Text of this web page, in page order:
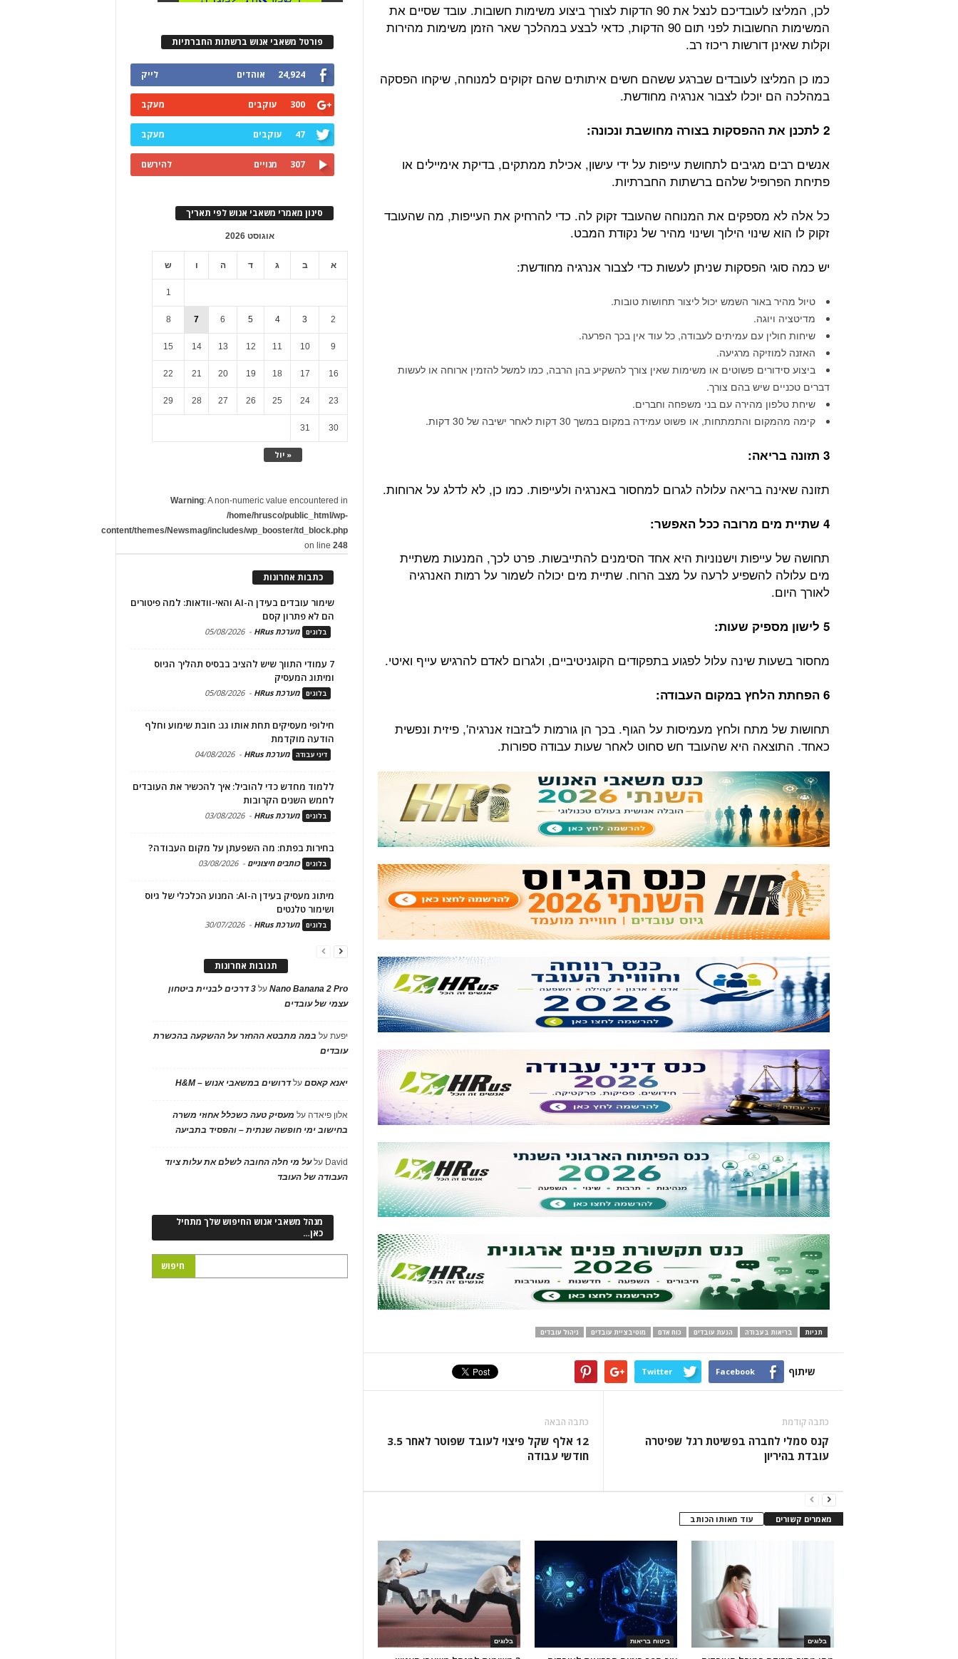
לכן, המליצו לעובדיכם לנצל את 90 הדקות לצורך ביצוע משימות חשובות. עובד שסיים את
המשימות החשובות לפני תום 90 הדקות, כדאי לבצע במהלכך שאר הזמן משימות מהירות
וקלות שאינן דורשות ריכוז רב.
כמו כן המליצו לעובדים שברגע ששהם חשים איתותים שהם זקוקים למנוחה, שיקחו הפסקה
במהלכה הם יוכלו לצבור אנרגיה מחודשת.
2 לתכנן את ההפסקות בצורה מחושבת ונכונה:
אנשים רבים מגיבים לתחושת עייפות על ידי עישון, אכילת ממתקים, בדיקת אימיילים או
פתיחת הפרופיל שלהם ברשתות החברתיות.
כל אלה לא מספקים את המנוחה שהעובד זקוק לה. כדי להרחיק את העייפות, מה שהעובד
זקוק לו הוא שינוי הילוך ושינוי מהיר של נקודת המבט.
יש כמה סוגי הפסקות שניתן לעשות כדי לצבור אנרגיה מחודשת:
טיול מהיר באור השמש יכול ליצור תחושות טובות.
מדיטציה ויוגה.
שיחות חולין עם עמיתים לעבודה, כל עוד אין בכך הפרעה.
האזנה למוזיקה מרגיעה.
ביצוע סידורים פשוטים או משימות שאין צורך להשקיע בהן הרבה, כמו למשל להזמין ארוחה או לעשות
דברים טכניים שיש בהם צורך.
שיחת טלפון מהירה עם בני משפחה וחברים.
קימה מהמקום והתמתחות, או פשוט עמידה במקום במשך 30 דקות לאחר ישיבה של 30 דקות.
3 תזונה בריאה:
תזונה שאינה בריאה עלולה לגרום למחסור באנרגיה ולעייפות. כמו כן, לא לדלג על ארוחות.
4 שתיית מים מרובה ככל האפשר:
תחושה של עייפות וישנוניות היא אחד הסימנים להתייבשות. פרט לכך, המנעות משתיית
מים עלולה להשפיע לרעה על מצב הרוח. שתיית מים יכולה לשמור על רמות האנרגיה
לאורך היום.
5 לישון מספיק שעות :
מחסור בשעות שינה עלול לפגוע בתפקודים הקוגניטיביים, ולגרום לאדם להרגיש עייף ואיטי.
6 הפחתת הלחץ במקום העבודה:
תחושות של מתח ולחץ מעמיסות על הגוף. בכך הן גורמות ל'בזבוז אנרגיה', פיזית ונפשית
כאחד. התוצאה היא שהעובד חש סחוט לאחר שעות עבודה ספורות.
תגיות בריאות בעבודה הנעת עובדים כוח אדם מוטיבציית עובדים ניהול עובדים
שיתוף Facebook
Twitter
כתבה קודמת
קנס סמלי לחברה בפשיטת רגל שפיטרה
עובדת בהיריון
כתבה הבאה
12 אלף שקל פיצוי לעובד שפוטר לאחר 3.5
חודשי עבודה
מאמרים קשורים עוד מאותו הכותב
בלוגים ביטוח בריאות בלוגים
פורטל משאבי אנוש ברשתות החברתיות
24,924 אוהדים לייק
300 עוקבים מעקב
47 עוקבים מעקב
307 מנויים להירשם
סינון מאמרי משאבי אנוש לפי תאריך
אוגוסט 2026
א ב ג ד ה ו ש
« יול
1
2
3
4
5
6
7
8
9
10
11
12
13
14
15
16
17
18
19
20
21
22
23
24
25
26
27
28
29
30
31
Warning: A non-numeric value encountered in
/home/hrusco/public_html/wp-
content/themes/Newsmag/includes/wp_booster/td_block.php
on line248
כתבות אחרונות
שימור עובדים בעידן ה-AI והאי-וודאות: למה פיטורים
הם לא פתרון קסם
בלוגים מערכת HRus -
05/08/2026
7 עמודי התווך שיש להציב בבסיס תהליך הגיוס
ומיתוג המעסיק
בלוגים מערכת HRus -
05/08/2026
חילופי מעסיקים תחת אותו גג: חובת שימוע וחלף
הודעה מוקדמת
דיני עבודה מערכת HRus -
04/08/2026
ללמוד מחדש כדי להוביל: איך להכשיר את העובדים
לחמש השנים הקרובות
בלוגים מערכת HRus -
03/08/2026
בחירות בפתח: מה השפעתן על מקום העבודה?
בלוגים כותבים חיצוניים -
03/08/2026
מיתוג מעסיק בעידן ה-AI: המנוע הכלכלי של גיוס
ושימור טלנטים
בלוגים מערכת HRus -
30/07/2026
תגובות אחרונות
Nano Banana 2 Proעל
3 דרכים לבניית ביטחון
עצמי של עובדים
יפעתעל במה מתבטא ההחזר על ההשקעה בהכשרת
עובדים
יאנא קאסםעלדרושים במשאבי אנוש – H&M
אלון פיאדה על מעסיק טעה כשכלל אחוזי משרה
בחישוב ימי חופשה שנתית – והפסיד בתביעה
David עלעל מי חלה החובה לשלם את עלות ציוד
העבודה של העובד
מנהל משאבי אנוש החיפוש שלך מתחיל
כאן…